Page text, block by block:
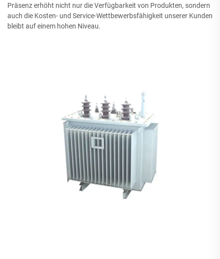
Präsenz erhöht nicht nur die Verfügbarkeit von Produkten, sondern
auch die Kosten- und Service-Wettbewerbsfähigkeit unserer Kunden
bleibt auf einem hohen Niveau.